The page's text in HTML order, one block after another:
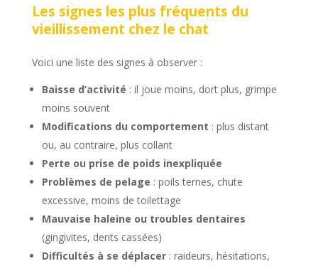
Les signes les plus fréquents du
vieillissement chez le chat
Voici une liste des signes à observer :
Baisse d’activité : il joue moins, dort plus, grimpe
moins souvent
Modifications du comportement : plus distant
ou, au contraire, plus collant
Perte ou prise de poids inexpliquée
Problèmes de pelage : poils ternes, chute
excessive, moins de toilettage
Mauvaise haleine ou troubles dentaires
(gingivites, dents cassées)
Difficultés à se déplacer: raideurs, hésitations,